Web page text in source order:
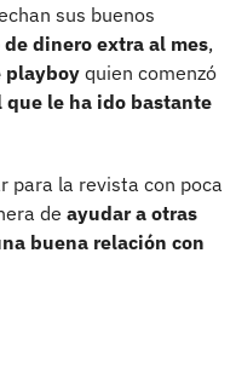
sus buenos
dinero extra al mes,
playboyquien comenzó
le ha ido bastante
para la revista con poca
de ayudar a otras
buena relación con